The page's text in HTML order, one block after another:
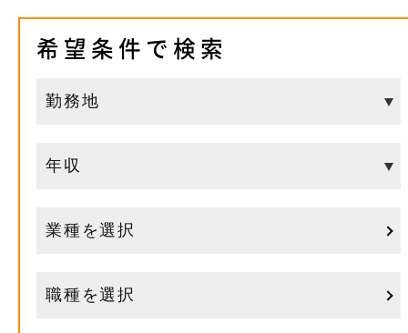
希望条件で検索
業種を選択
職種を選択